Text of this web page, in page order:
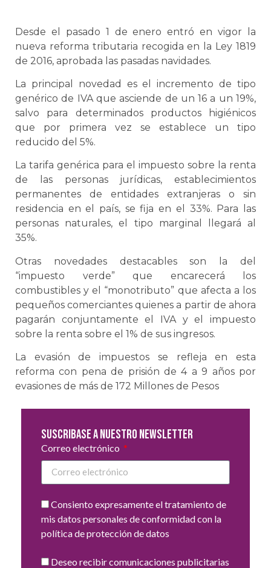
Desde el pasado 1 de enero entró en vigor la
nueva reforma tributaria recogida en la Ley 1819
de 2016, aprobada las pasadas navidades.
La principal novedad es el incremento de tipo
genérico de IVA que asciende de un 16 a un 19%,
salvo para determinados productos higiénicos
que por primera vez se establece un tipo
reducido del 5%.
La tarifa genérica para el impuesto sobre la renta
de las personas jurídicas, establecimientos
permanentes de entidades extranjeras o sin
residencia en el país, se fija en el 33%. Para las
personas naturales, el tipo marginal llegará al
35%.
Otras novedades destacables son la del
“impuesto verde” que encarecerá los
combustibles y el “monotributo” que afecta a los
pequeños comerciantes quienes a partir de ahora
pagarán conjuntamente el IVA y el impuesto
sobre la renta sobre el 1% de sus ingresos.
La evasión de impuestos se refleja en esta
reforma con pena de prisión de 4 a 9 años por
evasiones de más de 172 Millones de Pesos
Suscribase a nuestro newsletter
Correo electrónico
Consiento expresamente el tratamiento de
mis datos personales de conformidad con la
política de protección de datos
Deseo recibir comunicaciones publicitarias